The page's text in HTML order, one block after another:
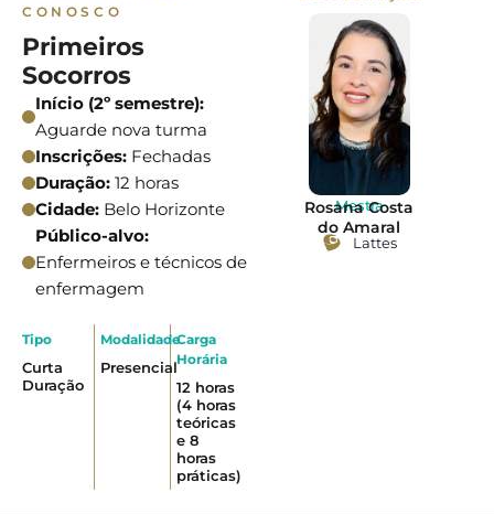
CONOSCO
Primeiros
Socorros
Início (2º semestre):
Aguarde nova turma
Inscrições: Fechadas
Duração: 12 horas
Cidade: Belo Horizonte
Público-alvo:
Enfermeiros e técnicos de
enfermagem
Tipo
Curta
Duração
Modalidade
Presencial
Carga
Horária
12 horas
(4 horas
teóricas
e 8
horas
práticas)
Mestra
Rosana Costa
do Amaral
Lattes